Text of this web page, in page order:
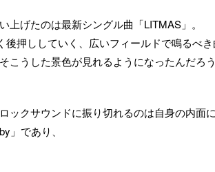
げたのは最新シングル曲「LITMAS」。
押ししていく、広いフィールドで鳴るべき
こうした景色が見れるようになったんだろう
ックサウンドに振り切れるのは自身の内面に
」であり、